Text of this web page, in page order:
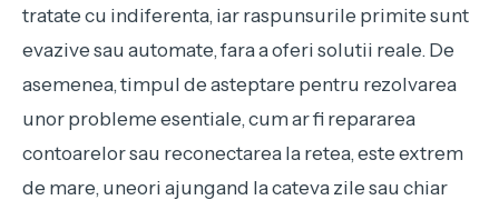
tratate cu indiferenta, iar raspunsurile primite sunt
evazive sau automate, fara a oferi solutii reale. De
asemenea, timpul de asteptare pentru rezolvarea
unor probleme esentiale, cum ar fi repararea
contoarelor sau reconectarea la retea, este extrem
de mare, uneori ajungand la cateva zile sau chiar